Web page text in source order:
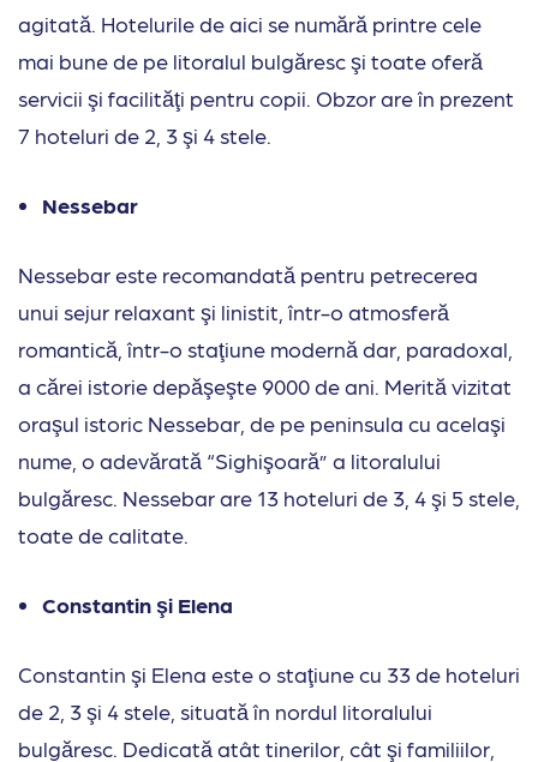
agitată. Hotelurile de aici se numără printre cele
mai bune de pe litoralul bulgăresc şi toate oferă
servicii şi facilităţi pentru copii. Obzor are în prezent
7 hoteluri de 2, 3 şi 4 stele.
Nessebar
Nessebar este recomandată pentru petrecerea
unui sejur relaxant şi linistit, într-o atmosferă
romantică, într-o staţiune modernă dar, paradoxal,
a cărei istorie depăşeşte 9000 de ani. Merită vizitat
oraşul istoric Nessebar, de pe peninsula cu acelaşi
nume, o adevărată “Sighişoară” a litoralului
bulgăresc. Nessebar are 13 hoteluri de 3, 4 şi 5 stele,
toate de calitate.
Constantin şi Elena
Constantin şi Elena este o staţiune cu 33 de hoteluri
de 2, 3 şi 4 stele, situată în nordul litoralului
bulgăresc. Dedicată atât tinerilor, cât şi familiilor,